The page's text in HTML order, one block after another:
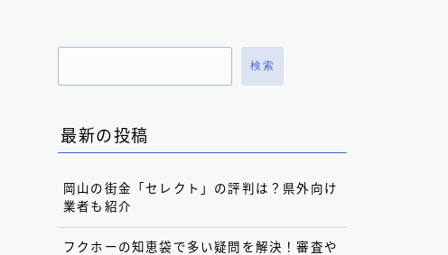
検索
最新の投稿
岡山の街金「セレクト」の評判は？県外向け
業者も紹介
フクホーの知恵袋で多い疑問を解決！審査や